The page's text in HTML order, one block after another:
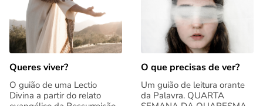
Queres viver?
O guião de uma Lectio
Divina a partir do relato
O que precisas de ver?
Um guião de leitura orante
da Palavra. QUARTA